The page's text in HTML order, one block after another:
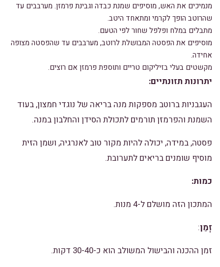
מנמיכים את האש, מוסיפים שמנת כבדה וגבינת פרמזן. מערבבים עד
שהרוטב הופך לקרמי ומתאחד היטב.
מתבלים במלח ופלפל שחור לפי הטעם.
מוסיפים את הפסטה המבושלת לרוטב, מערבבים עד שהפסטה מצופה
אחידה.
מקשטים בעלי בזיליקום טריים ותוספת פרמזן אם רוצים.
יתרונות תזונתיים:
העגבניות ברוטב מספקות מנה בריאה של נוגדי חמצון, בעוד
השמנת והפרמזן תורמים לתכולת הסידן והחלבון במנה.
פסטה, במידה, יכולה להיות מקור טוב לאנרגיה, ושמן הזית
מוסיף שומנים בריאים לתערובת.
כמות:
המתכון הזה מושלם ל-4 מנות.
זְמַן:
זמן ההכנה והבישול המשולב הוא כ-30-40 דקות.